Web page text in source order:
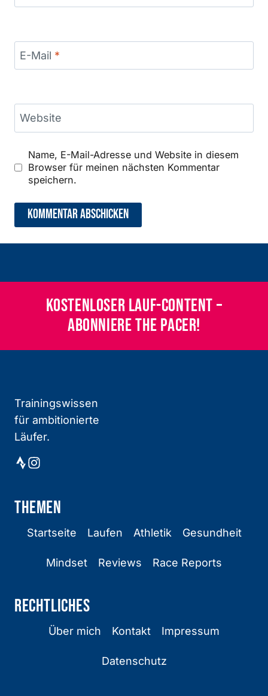
E-Mail *
Website
Name, E-Mail-Adresse und Website in diesem
Browser für meinen nächsten Kommentar
speichern.
Kostenloser Lauf-Content –
abonniere THE PACER!
Trainingswissen
für ambitionierte
Läufer.
THEMEN
Startseite Laufen Athletik Gesundheit
Mindset Reviews Race Reports
Rechtliches
Über mich Kontakt Impressum
Datenschutz